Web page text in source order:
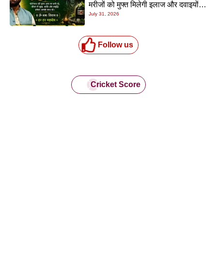
मरीजों को मुफ्त मिलेगी इलाज और दवाइयों
की सुविधा
July 31, 2026
Follow us
Cricket Score